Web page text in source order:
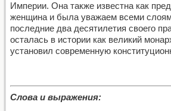
Империи. Она также известна как
женщина и была уважаем всеми
последние два десятилетия своего
осталась в истории как великий
установил современную
Слова и выражения: